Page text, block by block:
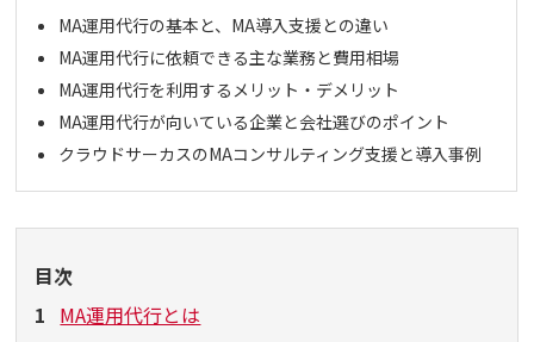
MA運用代行の基本と、MA導入支援との違い
MA運用代行に依頼できる主な業務と費用相場
MA運用代行を利用するメリット・デメリット
MA運用代行が向いている企業と会社選びのポイント
クラウドサーカスのMAコンサルティング支援と導入事例
目次
1 MA運用代行とは